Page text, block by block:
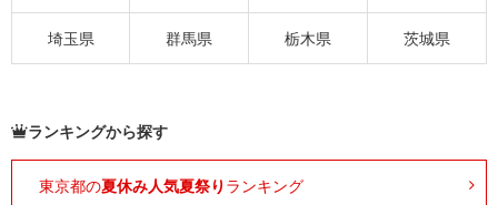
埼玉県 群馬県 栃木県 茨城県
ランキングから探す
東京都の夏休み人気夏祭り ランキング